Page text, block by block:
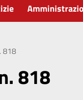
818
818